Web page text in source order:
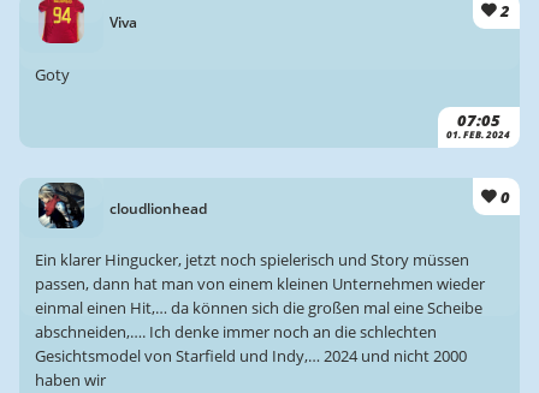
Viva
2
07:05
01. FEB. 2024
Goty
cloudlionhead
0
Ein klarer Hingucker, jetzt noch spielerisch und Story müssen
passen, dann hat man von einem kleinen Unternehmen wieder
einmal einen Hit,… da können sich die großen mal eine Scheibe
abschneiden,…. Ich denke immer noch an die schlechten
Gesichtsmodel von Starfield und Indy,… 2024 und nicht 2000
haben wir